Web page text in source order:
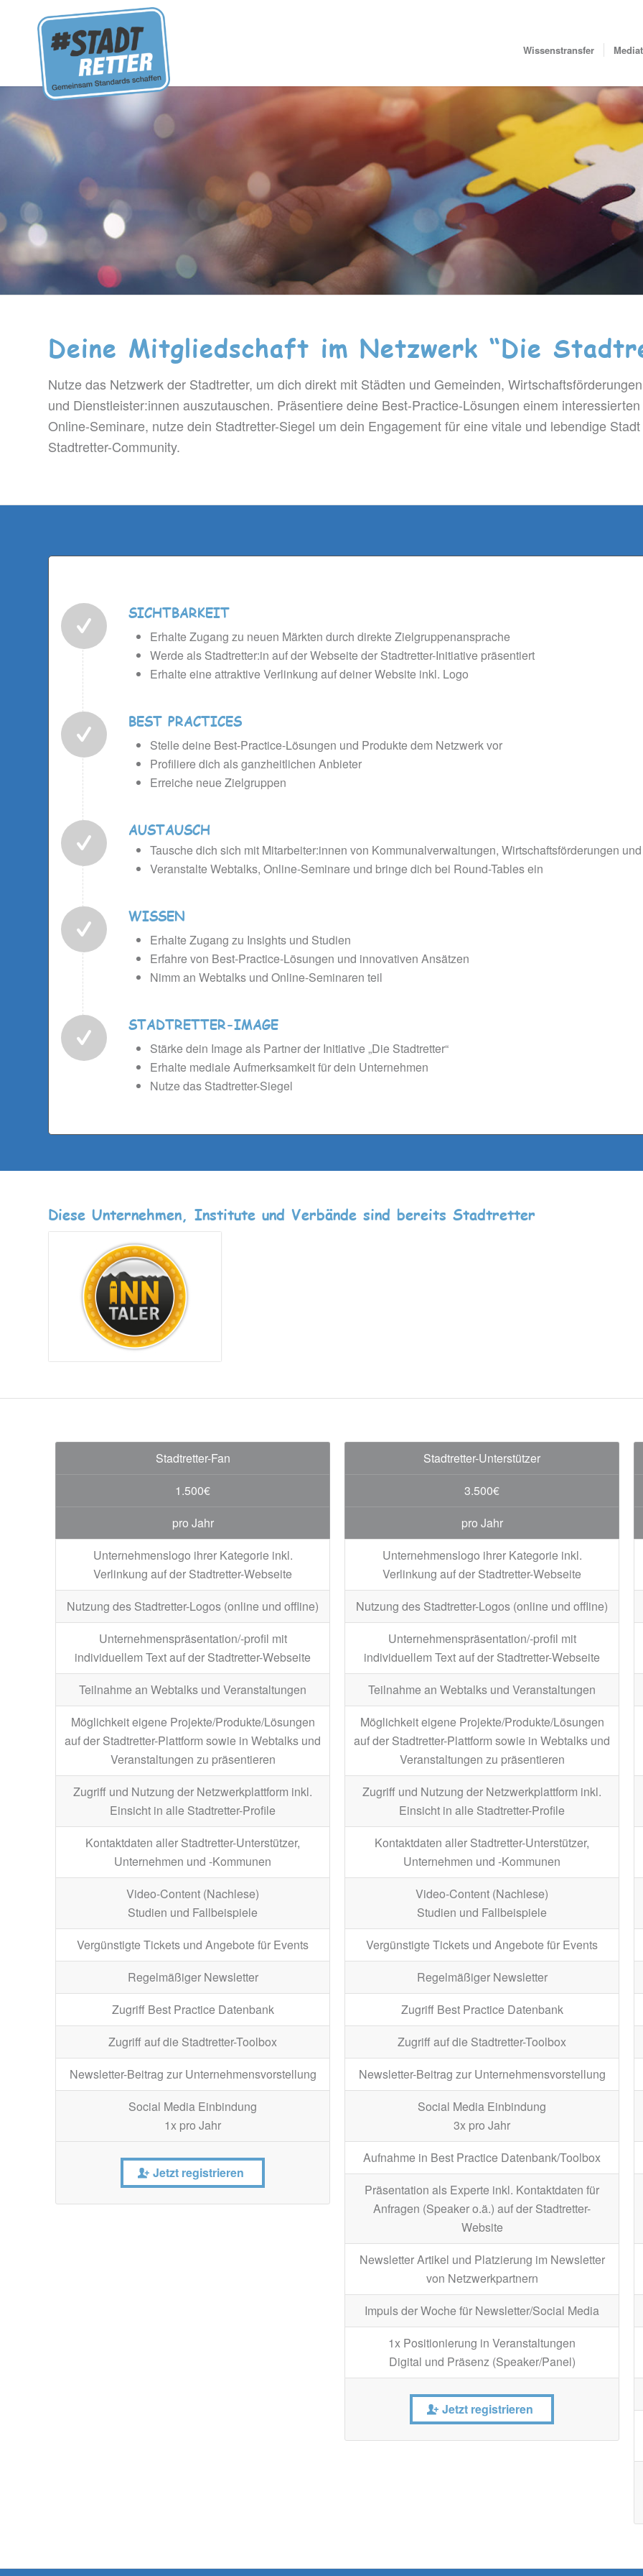
Wissenstransfer
Deine Mitgliedschaft im Netzwerk “Die
Nutze das Netzwerk der Stadtretter, um dich direkt mit Städten und Gemeinden,
und Dienstleister:innen auszutauschen. Präsentiere deine Best-Practice-Lösungen einem
Online-Seminare, nutze dein Stadtretter-Siegel um dein Engagement für eine vitale und lebendige
Stadtretter-Community.
SICHTBARKEIT
Erhalte Zugang zu neuen Märkten durch direkte Zielgruppenansprache
Werde als Stadtretter:in auf der Webseite der Stadtretter-Initiative präsentiert
Erhalte eine attraktive Verlinkung auf deiner Website inkl. Logo
BEST PRACTICES
Stelle deine Best-Practice-Lösungen und Produkte dem Netzwerk vor
Profiliere dich als ganzheitlichen Anbieter
Erreiche neue Zielgruppen
AUSTAUSCH
Tausche dich sich mit Mitarbeiter:innen von Kommunalverwaltungen, Wirtschaftsförderungen
Veranstalte Webtalks, Online-Seminare und bringe dich bei Round-Tables ein
WISSEN
Erhalte Zugang zu Insights und Studien
Erfahre von Best-Practice-Lösungen und innovativen Ansätzen
Nimm an Webtalks und Online-Seminaren teil
STADTRETTER-IMAGE
Stärke dein Image als Partner der Initiative „Die Stadtretter“
Erhalte mediale Aufmerksamkeit für dein Unternehmen
Nutze das Stadtretter-Siegel
Diese Unternehmen, Institute und Verbände sind bereits Stadtretter
Stadtretter-Fan
1.500€
pro Jahr
Unternehmenslogo ihrer Kategorie inkl.
Verlinkung auf der Stadtretter-Webseite
Nutzung des Stadtretter-Logos (online und offline)
Unternehmenspräsentation/-profil mit
individuellem Text auf der Stadtretter-Webseite
Teilnahme an Webtalks und Veranstaltungen
Möglichkeit eigene Projekte/Produkte/Lösungen
auf der Stadtretter-Plattform sowie in Webtalks und
Veranstaltungen zu präsentieren
Zugriff und Nutzung der Netzwerkplattform inkl.
Einsicht in alle Stadtretter-Profile
Kontaktdaten aller Stadtretter-Unterstützer,
Unternehmen und -Kommunen
Video-Content (Nachlese)
Studien und Fallbeispiele
Vergünstigte Tickets und Angebote für Events
Regelmäßiger Newsletter
Zugriff Best Practice Datenbank
Zugriff auf die Stadtretter-Toolbox
Newsletter-Beitrag zur Unternehmensvorstellung
Social Media Einbindung
1x pro Jahr
Jetzt registrieren
Stadtretter-Unterstützer
3.500€
pro Jahr
Unternehmenslogo ihrer Kategorie inkl.
Verlinkung auf der Stadtretter-Webseite
Nutzung des Stadtretter-Logos (online und offline)
Unternehmenspräsentation/-profil mit
individuellem Text auf der Stadtretter-Webseite
Teilnahme an Webtalks und Veranstaltungen
Möglichkeit eigene Projekte/Produkte/Lösungen
auf der Stadtretter-Plattform sowie in Webtalks und
Veranstaltungen zu präsentieren
Zugriff und Nutzung der Netzwerkplattform inkl.
Einsicht in alle Stadtretter-Profile
Kontaktdaten aller Stadtretter-Unterstützer,
Unternehmen und -Kommunen
Video-Content (Nachlese)
Studien und Fallbeispiele
Vergünstigte Tickets und Angebote für Events
Regelmäßiger Newsletter
Zugriff Best Practice Datenbank
Zugriff auf die Stadtretter-Toolbox
Newsletter-Beitrag zur Unternehmensvorstellung
Social Media Einbindung
3x pro Jahr
Aufnahme in Best Practice Datenbank/Toolbox
Präsentation als Experte inkl. Kontaktdaten für
Anfragen (Speaker o.ä.) auf der Stadtretter-
Website
Newsletter Artikel und Platzierung im Newsletter
von Netzwerkpartnern
Impuls der Woche für Newsletter/Social Media
1x Positionierung in Veranstaltungen
Digital und Präsenz (Speaker/Panel)
Jetzt registrieren